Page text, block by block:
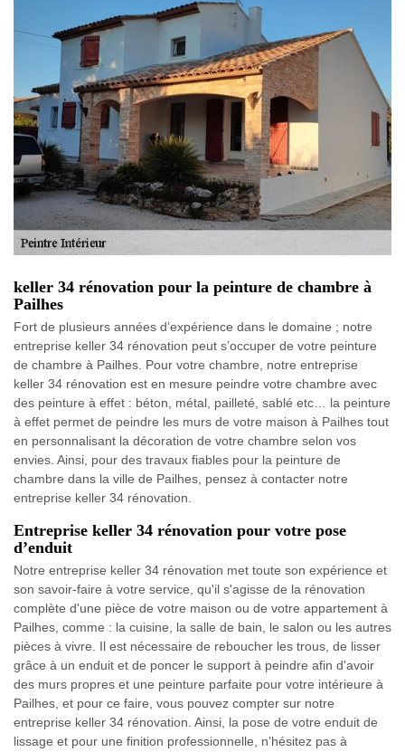
keller 34 rénovation pour la peinture de chambre à
Pailhes
Fort de plusieurs années d’expérience dans le domaine ; notre
entreprise keller 34 rénovation peut s’occuper de votre peinture
de chambre à Pailhes. Pour votre chambre, notre entreprise
keller 34 rénovation est en mesure peindre votre chambre avec
des peinture à effet : béton, métal, pailleté, sablé etc… la peinture
à effet permet de peindre les murs de votre maison à Pailhes tout
en personnalisant la décoration de votre chambre selon vos
envies. Ainsi, pour des travaux fiables pour la peinture de
chambre dans la ville de Pailhes, pensez à contacter notre
entreprise keller 34 rénovation.
Entreprise keller 34 rénovation pour votre pose
d’enduit
Notre entreprise keller 34 rénovation met toute son expérience et
son savoir-faire à votre service, qu'il s'agisse de la rénovation
complète d'une pièce de votre maison ou de votre appartement à
Pailhes, comme : la cuisine, la salle de bain, le salon ou les autres
pièces à vivre. Il est nécessaire de reboucher les trous, de lisser
grâce à un enduit et de poncer le support à peindre afin d'avoir
des murs propres et une peinture parfaite pour votre intérieure à
Pailhes, et pour ce faire, vous pouvez compter sur notre
entreprise keller 34 rénovation. Ainsi, la pose de votre enduit de
lissage et pour une finition professionnelle, n’hésitez pas à